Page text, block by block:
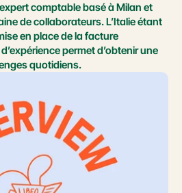
comptable basé à Milan et
de collaborateurs. L’Italie étant
en place de la facture
permet d’obtenir une
quotidiens.